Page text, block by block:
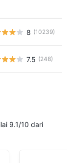
8 (10239)
7.5 (248)
9.1/10 dari